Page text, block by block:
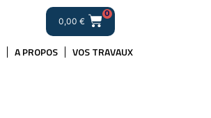
0,00 €
0
A PROPOS VOS TRAVAUX